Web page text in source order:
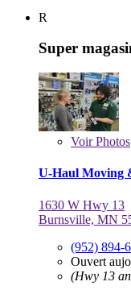
R
Super
VoirPhotos
U-Haul Moving
1630 W Hwy 13
Burnsville, MN
(952) 894-
Ouvert
(Hwy 13